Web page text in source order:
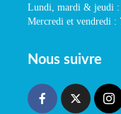
Lundi, mardi & jeudi :
Mercredi et vendredi :
Nous suivre